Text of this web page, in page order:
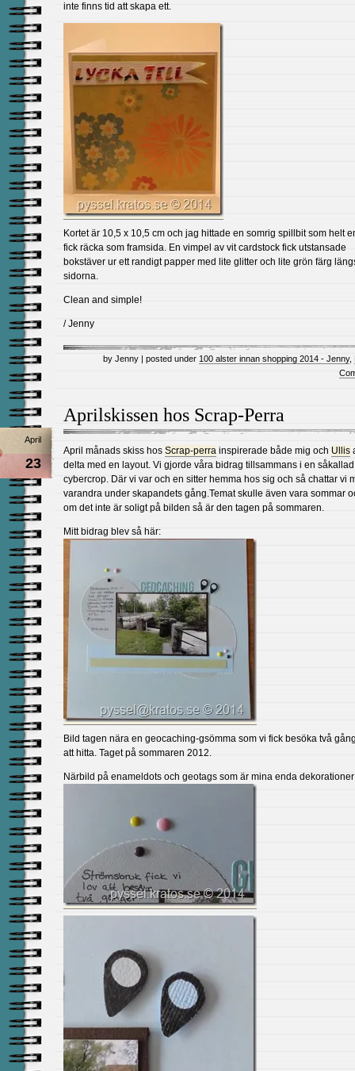
inte finns tid att skapa ett.
Kortet är 10,5 x 10,5 cm och jag hittade en somrig spillbit som helt
fick räcka som framsida. En vimpel av vit cardstock fick utstansade
bokstäver ur ett randigt papper med lite glitter och lite grön färg
sidorna.
Clean and simple!
/ Jenny
by Jenny | posted under 100 alster innan shopping 2014 - Jenny,
Aprilskissen hos Scrap-Perra
April
23
April månads skiss hos Scrap-perra inspirerade både mig och Ullis
delta med en layout. Vi gjorde våra bidrag tillsammans i en såkallad
cybercrop. Där vi var och en sitter hemma hos sig och så chattar vi
varandra under skapandets gång.Temat skulle även vara sommar
om det inte är soligt på bilden så är den tagen på sommaren.
Mitt bidrag blev så här:
Bild tagen nära en geocaching-gsömma som vi fick besöka två
att hitta. Taget på sommaren 2012.
Närbild på enameldots och geotags som är mina enda dekorationer